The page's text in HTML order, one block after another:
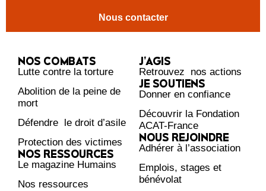
Nous contacter
NOS COMBATS
Lutte contre la torture
Abolition de la peine de
mort
Défendre le droit d’asile
Protection des victimes
NOS RESSOURCES
Le magazine Humains
Nos ressources
J’AGIS
Retrouvez nos actions
JE SOUTIENS
Donner en confiance
Découvrir la Fondation
ACAT-France
NOUS REJOINDRE
Adhérer à l’association
Emplois, stages et
bénévolat